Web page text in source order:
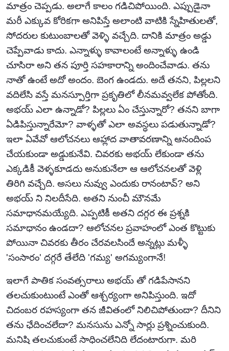
మాత్రం చెప్పడు. అలాగే కాలం గడిచిపోయింది. ఎప్పుడైనా
మరీ ఎక్కువ కోరికగా అనిపిస్తే అలాంటి వాటికి స్నేహితులతో,
సోదరుల కుటుంబాలతో వెళ్ళి వచ్చేది. దానికి మాత్రం అడ్డు
చెప్పేవాడు కాదు. ఎన్నాళ్ళు కావాలంటే అన్నాళ్ళు ఉండి
చూసిరా అని తన పూర్తి సహకారాన్ని అందించేవాడు. తను
నాతో ఉంటే అదో అందం. బెంగ ఉండదు. అదే తనని, పిల్లలని
వదిలేసి వస్తే మనస్పూర్తిగా ప్రకృతిలో లీనమవ్వలేక పోతోంది.
అభయ్ ఎలా ఉన్నాడో? పిల్లలు ఏం చేస్తున్నారో? తనని బాగా
ఏడిపిస్తున్నారేమో? వాళ్ళతో ఎలా అవస్థలు పడుతున్నాడో?
ఇలా ఏవేవో ఆలోచనలు ఆహ్లాద వాతావరణాన్ని ఆనందింప
చేయకుండా అడ్డుకునేవి. చివరకు అభయ్ లేకుండా తను
ఎక్కడికీ వెళ్ళకూడదు అనుకునేలా ఆ ఆలోచనలతో వెళ్లి
తిరిగి వచ్చేది. అసలు నువ్వు ఎందుకు రానంటావ్? అని
అభయ్ ని నిలదీసేది. అతని నుంచీ మౌనమే
సమాధానమయ్యేది. ఎప్పటికీ అతని దగ్గర ఈ ప్రశ్నకి
సమాధానం ఉండదా? ఆలోచనల ప్రవాహంలో ఎంత కొట్టుకు
పోయినా చివరకు తీరం చేరవలసిందే అన్నట్లు మళ్ళీ
'సంసారం' దగ్గరే తేలేది 'గమ్య' అగమ్యంగానే!
ఇలాగే పాతిక సంవత్సరాలు అభయ్ తో గడిపేసానని
తలచుకుంటుంటే ఎంతో ఆశ్చర్యంగా అనిపిస్తుంది. ఇదో
చిదంబర రహస్యంగా తన జీవితంలో నిలిచిపోతుందా? దీనిని
తను ఛేదించలేదా? మనసును ఎన్నో సార్లు ప్రశ్నించుకుంది.
మనిషి తలచుకుంటే సాధించలేనిది లేదంటారుగా. మరి